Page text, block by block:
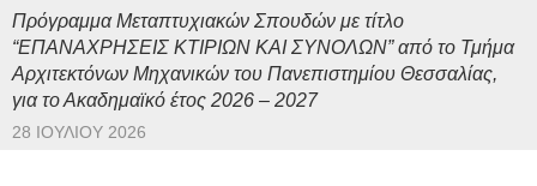
Πρόγραμμα Μεταπτυχιακών Σπουδών με τίτλο
“ΕΠΑΝΑΧΡΗΣΕΙΣ ΚΤΙΡΙΩΝ ΚΑΙ ΣΥΝΟΛΩΝ” από το Τμήμα
Αρχιτεκτόνων Μηχανικών του Πανεπιστημίου Θεσσαλίας,
για το Ακαδημαϊκό έτος 2026 – 2027
28 ΙΟΥΛΊΟΥ 2026